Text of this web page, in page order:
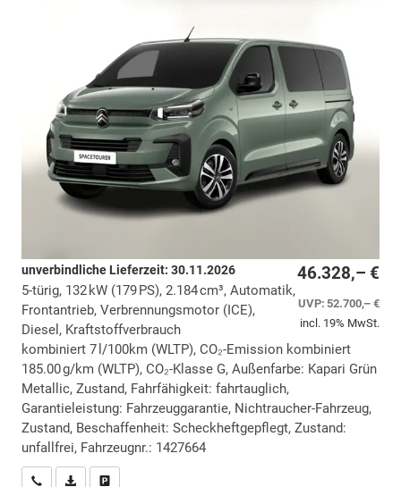
46.328,– €
UVP:52.700,– €
incl. 19% MwSt.
unverbindliche Lieferzeit: 30.11.2026
5-türig, 132 kW (179 PS), 2.184 cm³, Automatik,
Frontantrieb, Verbrennungsmotor (ICE),
Diesel, Kraftstoffverbrauch
kombiniert 7 l/100km (WLTP), CO₂-Emission kombiniert
185.00 g/km (WLTP), CO₂-Klasse G, Außenfarbe: Kapari Grün
Metallic, Zustand, Fahrfähigkeit: fahrtauglich,
Garantieleistung: Fahrzeuggarantie, Nichtraucher-Fahrzeug,
Zustand, Beschaffenheit: Scheckheftgepflegt, Zustand:
unfallfrei, Fahrzeugnr.: 1427664
Wir rufen Sie anPDF-Datei, Fahrzeugexposé drucken